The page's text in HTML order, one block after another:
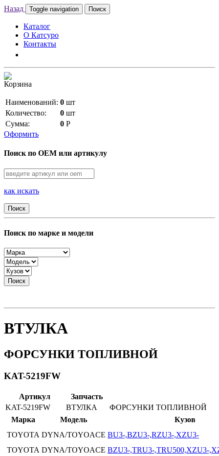
Назад Toggle navigation Поиск
Каталог
О Катсуро
Контакты
Корзина
Наименований: 0 шт
Количество:
0 шт
Сумма:
0 Р
Оформить
Поиск по OEM или артикулу
как искать
Поиск
Поиск по марке и модели
Поиск
ВТУЛКА
ФОРСУНКИ ТОПЛИВНОЙ
KAT-5219FW
Артикул
Запчасть
KAT-5219FW
ВТУЛКА
ФОРСУНКИ ТОПЛИВНОЙ
Марка
Модель
Кузов
TOYOTA DYNA/TOYOACE BU3-,BZU3-,RZU3-,XZU3-
TOYOTA DYNA/TOYOACE BZU3-,TRU3-,TRU500,XZU3-